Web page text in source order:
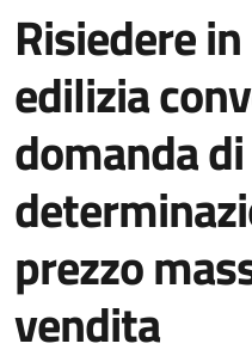
Risiedere
edilizia
domanda di
prezzo
vendita